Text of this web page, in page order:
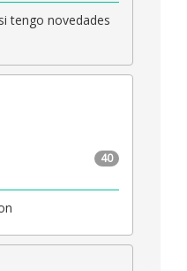
tengo novedades
40